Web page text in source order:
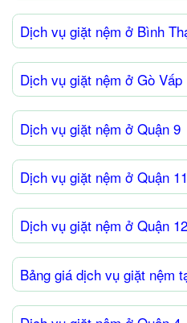
Dịch vụ giặt nệm ở Bình
Dịch vụ giặt nệm ở Gò Vấp
Dịch vụ giặt nệm ở Quận 9
Dịch vụ giặt nệm ở Quận 11
Dịch vụ giặt nệm ở Quận 12
Bảng giá dịch vụ giặt nệm